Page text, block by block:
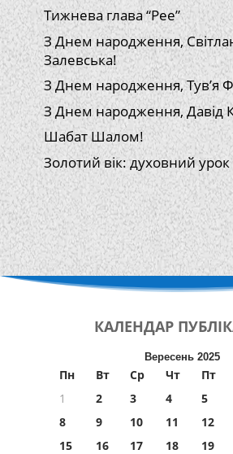
Тижнева глава “Рее”
З Днем народження,
Залевська!
З Днем народження, Тув’я
З Днем народження, Давід
Шабат Шалом!
Золотий вік: духовний урок
КАЛЕНДАР
Вересень 2025
Пн Вт Ср Чт Пт
1
2 3 4 5
8
9 10 11 12
15
16 17 18 19